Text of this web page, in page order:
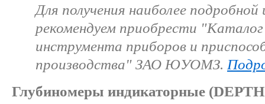
Для получения наиболее
рекомендуем приобрести
инструмента приборов и
производства" ЗАО ЮУОМЗ.
Глубиномеры индикаторные